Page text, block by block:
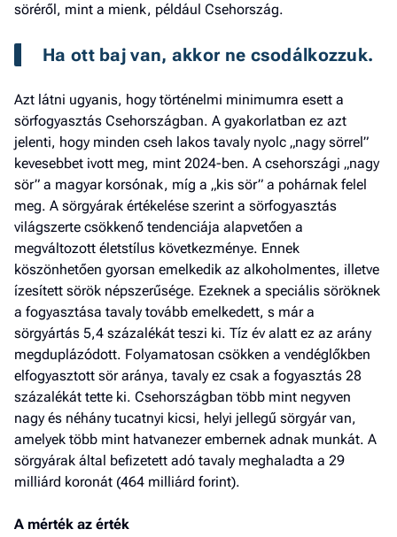
söréről, mint a mienk, például Csehország.
Ha ott baj van, akkor ne csodálkozzuk.
Azt látni ugyanis, hogy történelmi minimumra esett a
sörfogyasztás Csehországban. A gyakorlatban ez azt
jelenti, hogy minden cseh lakos tavaly nyolc „nagy sörrel”
kevesebbet ivott meg, mint 2024-ben. A csehországi „nagy
sör” a magyar korsónak, míg a „kis sör” a pohárnak felel
meg. A sörgyárak értékelése szerint a sörfogyasztás
világszerte csökkenő tendenciája alapvetően a
megváltozott életstílus következménye. Ennek
köszönhetően gyorsan emelkedik az alkoholmentes, illetve
ízesített sörök népszerűsége. Ezeknek a speciális söröknek
a fogyasztása tavaly tovább emelkedett, s már a
sörgyártás 5,4 százalékát teszi ki. Tíz év alatt ez az arány
megduplázódott. Folyamatosan csökken a vendéglőkben
elfogyasztott sör aránya, tavaly ez csak a fogyasztás 28
százalékát tette ki. Csehországban több mint negyven
nagy és néhány tucatnyi kicsi, helyi jellegű sörgyár van,
amelyek több mint hatvanezer embernek adnak munkát. A
sörgyárak által befizetett adó tavaly meghaladta a 29
milliárd koronát (464 milliárd forint).
A mérték az érték